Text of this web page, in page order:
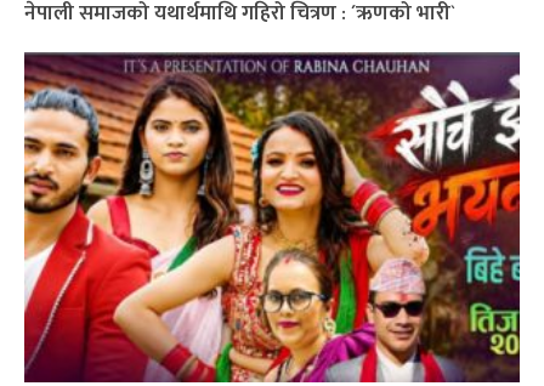
नेपाली समाजको यथार्थमाथि गहिरो चित्रण : ´ऋणको भारी`